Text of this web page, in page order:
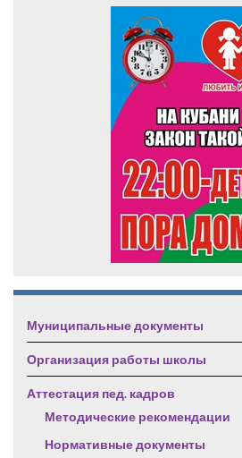
Муниципальные документы
Организация работы школы
Аттестация пед. кадров
Методические рекомендации
Нормативные документы